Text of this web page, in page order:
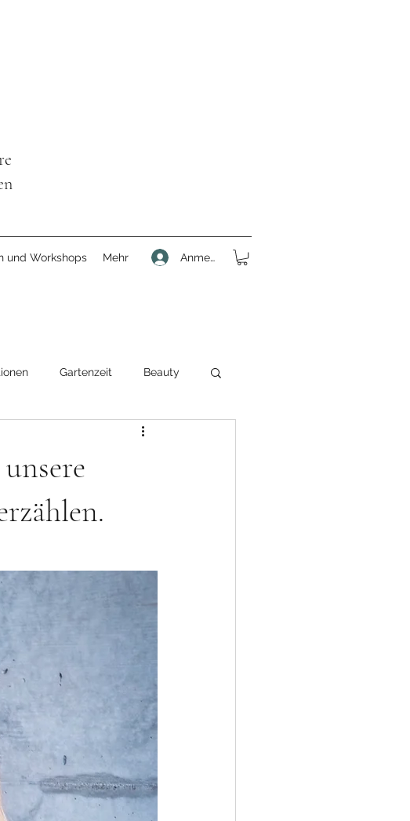
und Workshops Mehr Anmelden
Gartenzeit Beauty
Kommunikation
Familie